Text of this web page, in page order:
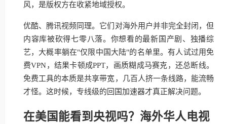
风，是版权方在收紧地域授权。
优酷、腾讯视频同理。它们对海外用户并非完全封闭，但
内容库被砍得七零八落。你想看的最新国产剧、独播综
艺，大概率躺在"仅限中国大陆"的名单里。有人试过用免
费VPN，结果卡顿成PPT，画质糊成马赛克，还总断线。
免费工具的本质是共享带宽，几百人挤一条线路，能流畅
才怪。这时候，专线级的回国加速器才真正解决问题。
在美国能看到央视吗？海外华人电视